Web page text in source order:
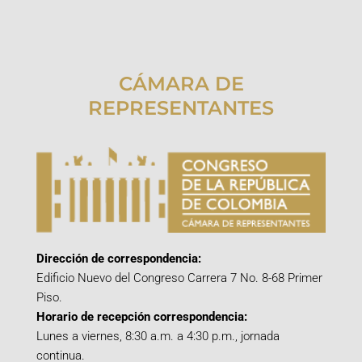
CÁMARA DE
REPRESENTANTES
Dirección de correspondencia:
Edificio Nuevo del Congreso Carrera 7 No. 8-68 Primer
Piso.
Horario de recepción correspondencia:
Lunes a viernes, 8:30 a.m. a 4:30 p.m., jornada
continua.